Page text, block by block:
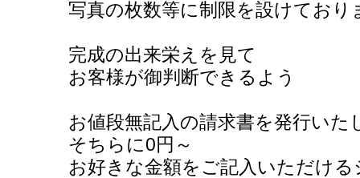
写真の枚数等に制限を設けており
完成の出来栄えを見て
お客様が御判断できるよう
お値段無記入の請求書を発行いた
そちらに0円～
お好きな金額をご記入いただけ